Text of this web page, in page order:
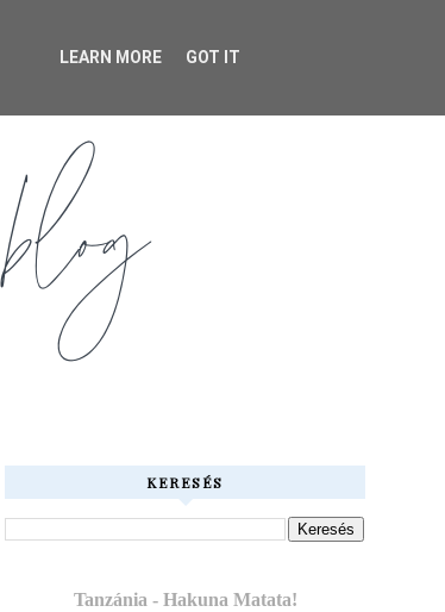
KERESÉS
Tanzánia - Hakuna Matata!
LEARN MORE GOT IT